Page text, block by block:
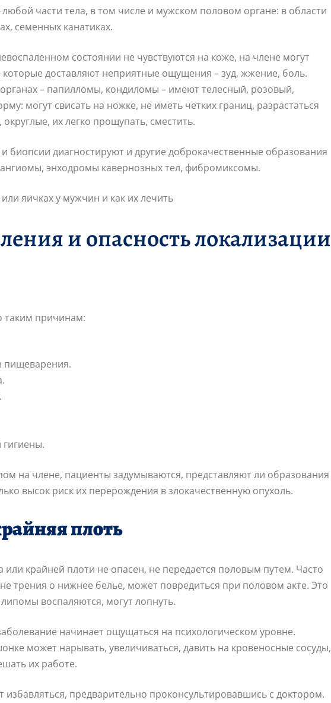
любой части тела, в том числе и мужском половом органе: в области
семенных канатиках.
состоянии не чувствуются на коже, на члене могут
которые доставляют неприятные ощущения – зуд, жжение, боль.
– папилломы, кондиломы – имеют телесный, розовый,
могут свисать на ножке, не иметь четких границ, разрастаться
их легко прощупать, сместить.
диагностируют и другие доброкачественные образования
энходромы кавернозных тел, фибромиксомы.
и опасность локализации
таким причинам:
пищеварения.
на члене, пациенты задумываются, представляют ли образования
высок риск их перерождения в злокачественную опухоль.
плоть
или крайней плоти не опасен, не передается половым путем. Часто
трения о нижнее белье, может повредиться при половом акте. Это
воспаляются, могут лопнуть.
начинает ощущаться на психологическом уровне.
может нарывать, увеличиваться, давить на кровеносные сосуды,
их работе.
избавляться, предварительно проконсультировавшись с доктором.